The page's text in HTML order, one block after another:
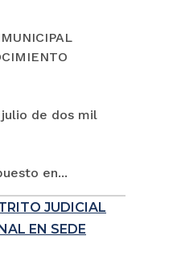
de dos mil
en...
JUDICIAL
EN SEDE